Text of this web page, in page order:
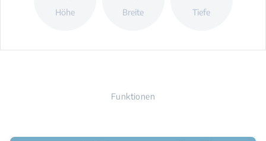
Höhe Breite Tiefe
Funktionen